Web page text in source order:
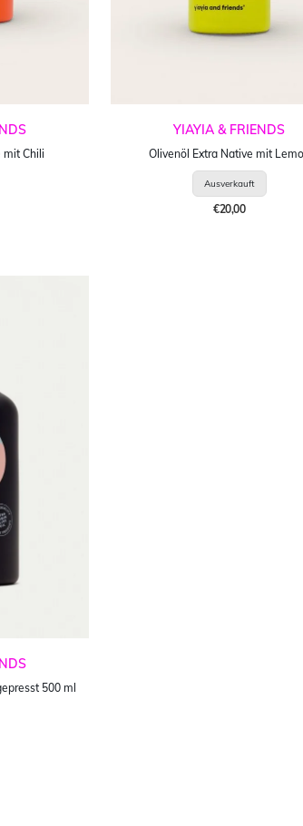
mit Chili
YIAYIA & FRIENDS
Olivenöl Extra Native mit
€20,00
500 ml